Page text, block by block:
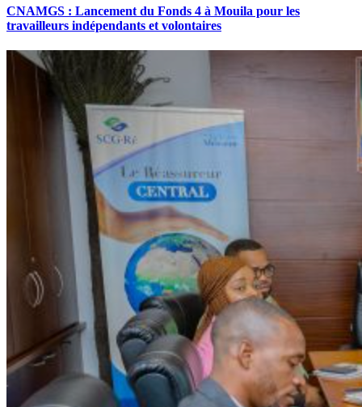
CNAMGS : Lancement du Fonds 4 à Mouila pour les
travailleurs indépendants et volontaires